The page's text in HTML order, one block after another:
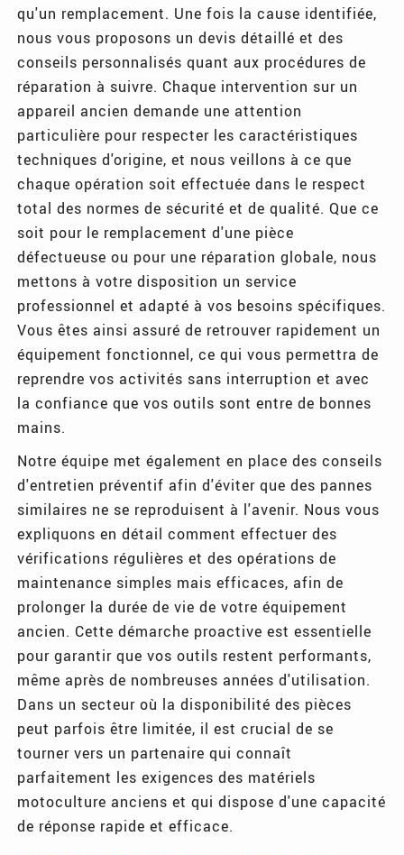
qu'un remplacement. Une fois la cause identifiée,
nous vous proposons un devis détaillé et des
conseils personnalisés quant aux procédures de
réparation à suivre. Chaque intervention sur un
appareil ancien demande une attention
particulière pour respecter les caractéristiques
techniques d'origine, et nous veillons à ce que
chaque opération soit effectuée dans le respect
total des normes de sécurité et de qualité. Que ce
soit pour le remplacement d'une pièce
défectueuse ou pour une réparation globale, nous
mettons à votre disposition un service
professionnel et adapté à vos besoins spécifiques.
Vous êtes ainsi assuré de retrouver rapidement un
équipement fonctionnel, ce qui vous permettra de
reprendre vos activités sans interruption et avec
la confiance que vos outils sont entre de bonnes
mains.
Notre équipe met également en place des conseils
d'entretien préventif afin d'éviter que des pannes
similaires ne se reproduisent à l'avenir. Nous vous
expliquons en détail comment effectuer des
vérifications régulières et des opérations de
maintenance simples mais efficaces, afin de
prolonger la durée de vie de votre équipement
ancien. Cette démarche proactive est essentielle
pour garantir que vos outils restent performants,
même après de nombreuses années d'utilisation.
Dans un secteur où la disponibilité des pièces
peut parfois être limitée, il est crucial de se
tourner vers un partenaire qui connaît
parfaitement les exigences des matériels
motoculture anciens et qui dispose d'une capacité
de réponse rapide et efficace.